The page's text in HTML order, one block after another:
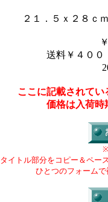
２１．５ｘ２８ｃ
送料￥４００
ここに記載されて
価格は入荷時
タイトル部分をコピー＆ペー
ひとつのフォーム